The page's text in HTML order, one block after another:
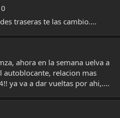
traseras te las cambio....
ahora en la semana uelva a
autoblocante, relacion mas
ya va a dar vueltas por ahi,....